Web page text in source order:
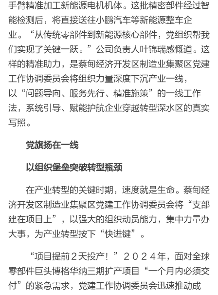
手臂精准加工新能源电机机体。这批精密部件经过智
能检测后，将直接送往小鹏汽车等新能源整车企
业。“从传统零部件到新能源核心部件，党组织帮我
们实现了关键一跃。”公司负责人叶锦瑞感慨道。这
样的精准助力，是蔡甸经济开发区制造业集聚区党建
工作协调委员会将组织力量深度下沉产业一线，
以“问题导向、服务先行、精准施策”的一线工作
法，系统引导、赋能护航企业穿越转型深水区的真实
写照。
党旗扬在一线
以组织堡垒突破转型瓶颈
在产业转型的关键时期，速度就是生命。蔡甸经
济开发区制造业集聚区党建工作协调委员会将“支部
建在项目上”，以强大的组织动员能力，集中力量办
大事，为产业转型按下“快进键”。
“项目提前２天投产！”２０２４年，面对全球
零部件巨头博格华纳三期扩产项目“一个月内必须交
付”的紧急需求，党建工作协调委员会迅速推动成